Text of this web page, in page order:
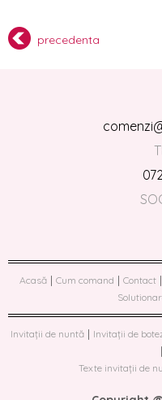
precedenta
Acasă | Cum comand | Contact |
Invitații de nuntă | Invitații de
|
Texte invitații de